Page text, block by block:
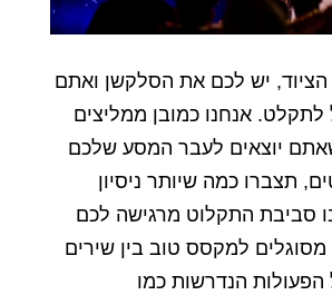
יש לכם את הסלקשן ואתם
לתקלט. אנחנו כמובן ממליצים
יוצאים לעבר המסע שלכם
תצברו כמה שיותר ניסיון
סביבת התקלוט מרגישה לכם
למקסס טוב בין שירים
הנדרשות כמו